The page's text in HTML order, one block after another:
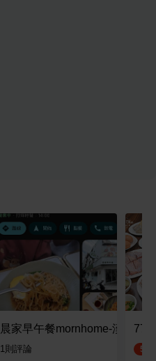
晨家早午餐mornhome-漢口店
1則評論
777
5.0